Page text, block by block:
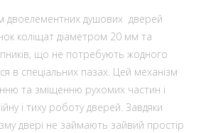
двоелементних душових дверей
коліщат діаметром 20 мм та
що не потребують жодного
в спеціальних пазах. Цей механізм
та зміщенню рухомих частин і
і тиху роботу дверей. Завдяки
двері не займають зайвий простір